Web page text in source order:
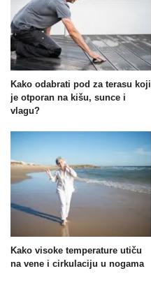
Kako odabrati pod za terasu koji
je otporan na kišu, sunce i
vlagu?
Kako visoke temperature utiču
na vene i cirkulaciju u nogama